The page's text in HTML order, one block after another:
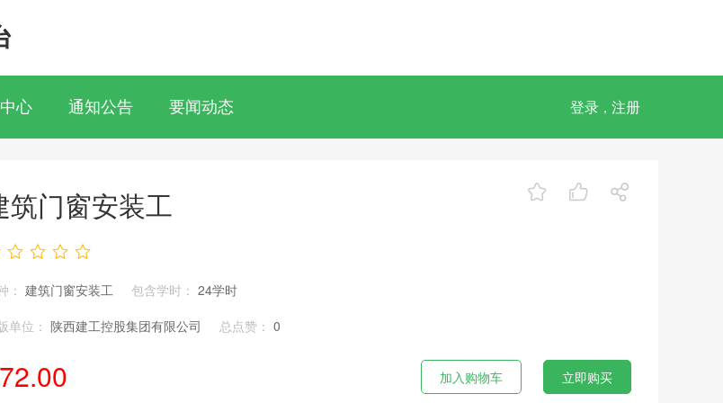
心 通知公告 要闻动态 登录 ， 注册
筑门窗安装工
： 建筑门窗安装工 包含学时： 24学时
单位： 陕西建工控股集团有限公司 总点赞： 0